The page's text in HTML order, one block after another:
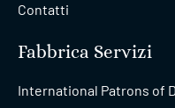
Contatti
Fabbrica Servizi
International Patrons of